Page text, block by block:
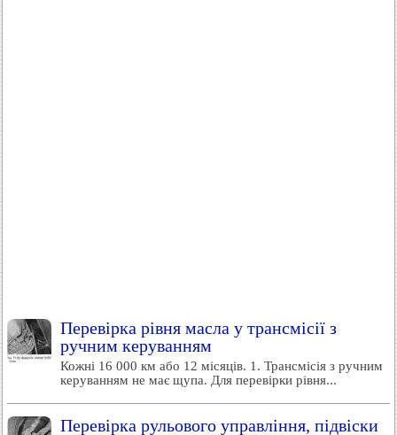
Перевірка рівня масла у трансмісії з
ручним керуванням
Кожні 16 000 км або 12 місяців. 1. Трансмісія з ручним
керуванням не має щупа. Для перевірки рівня...
Перевірка рульового управління, підвіски